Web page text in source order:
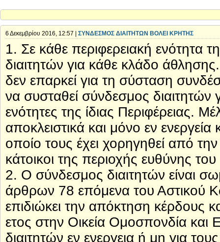
6 Δεκεμβρίου 2016, 12:57 | ΣΥΝΔΕΣΜΟΣ ΔΙΑΙΤΗΤΩΝ ΒΟΛΕΙ ΚΡΗΤΗΣ
1. Σε κάθε περιφερειακή ενότητα
διαιτητών για κάθε κλάδο
δεν επαρκεί για τη σύσταση
να συσταθεί σύνδεσμος διαιτητών
ενότητες της ίδιας Περιφέρειας.
αποκλειστικά και μόνο εν ενεργεία
οποίο τους έχει χορηγηθεί από
κάτοικοι της περιοχής ευθύνης
2. Ο σύνδεσμος διαιτητών είναι
άρθρων 78 επόμενα του Αστικού
επιδιώκει την απόκτηση κέρδους
ετος στην Οικεία Ομοσπονδία
διαιτητών εν ενεργεια ή μη για